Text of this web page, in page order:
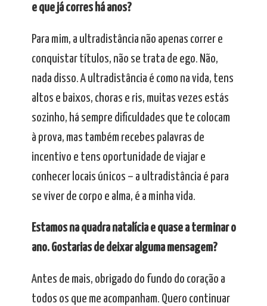
e que já corres há anos?
Para mim, a ultradistância não apenas correr e
conquistar títulos, não se trata de ego. Não,
nada disso. A ultradistância é como na vida, tens
altos e baixos, choras e ris, muitas vezes estás
sozinho, há sempre dificuldades que te colocam
à prova, mas também recebes palavras de
incentivo e tens oportunidade de viajar e
conhecer locais únicos – a ultradistância é para
se viver de corpo e alma, é a minha vida.
Estamos na quadra natalícia e quase a terminar o
ano. Gostarias de deixar alguma mensagem?
Antes de mais, obrigado do fundo do coração a
todos os que me acompanham. Quero continuar